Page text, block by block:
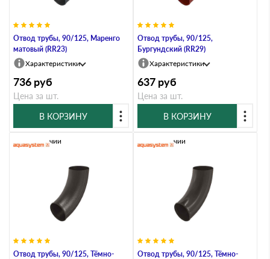
Отвод трубы, 90/125, Маренго
матовый (RR23)
Характеристики
736 руб
Цена за шт.
В КОРЗИНУ
Отвод трубы, 90/125,
Бургундский (RR29)
Характеристики
637 руб
Цена за шт.
В КОРЗИНУ
Отвод трубы, 90/125, Тёмно-
В наличии
Отвод трубы, 90/125, Тёмно-
В наличии